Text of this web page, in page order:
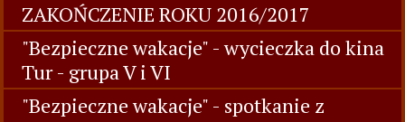
ZAKOŃCZENIE ROKU 2016/2017
"Bezpieczne wakacje" - wycieczka do kina
Tur - grupa V i VI
"Bezpieczne wakacje" - spotkanie z